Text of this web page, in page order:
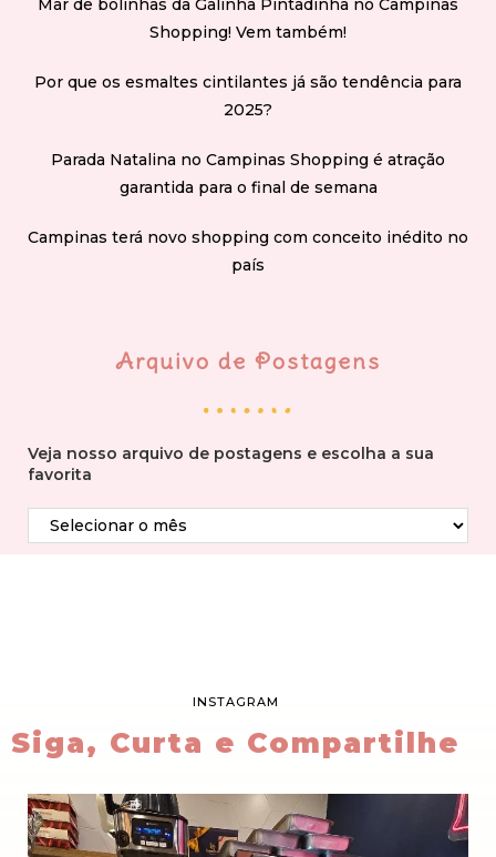
Mar de bolinhas da Galinha Pintadinha no Campinas
Shopping! Vem também!
Por que os esmaltes cintilantes já são tendência para
2025?
Parada Natalina no Campinas Shopping é atração
garantida para o final de semana
Campinas terá novo shopping com conceito inédito no
país
Arquivo de Postagens
Veja nosso arquivo de postagens e escolha a sua
favorita
INSTAGRAM
Siga, Curta e Compartilhe